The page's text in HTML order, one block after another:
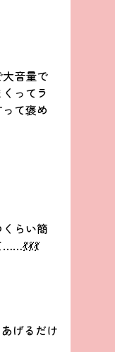
音量で
ってラ
て褒め
らい簡
げるだけ